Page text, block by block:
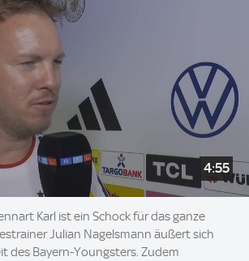
4:55
Karl ist ein Schock für das ganze
Julian Nagelsmann äußert sich
des Bayern-Youngsters. Zudem